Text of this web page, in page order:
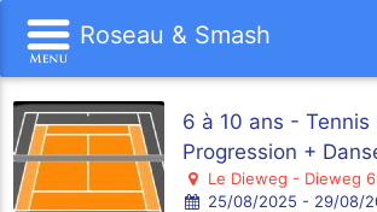
Roseau & Smash
6 à 10 ans -
Progression +
Le Dieweg - Dieweg
25/08/2025 - 29/08/